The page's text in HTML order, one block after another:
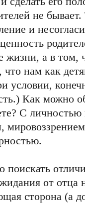
не бывает.
и
жизни, а в том,
нам как
условии,
Как можно
С
поискать
от отца
сторона (а